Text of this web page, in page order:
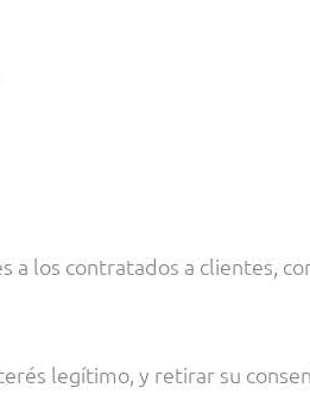
los contratados a clientes,
legítimo, y retirar su